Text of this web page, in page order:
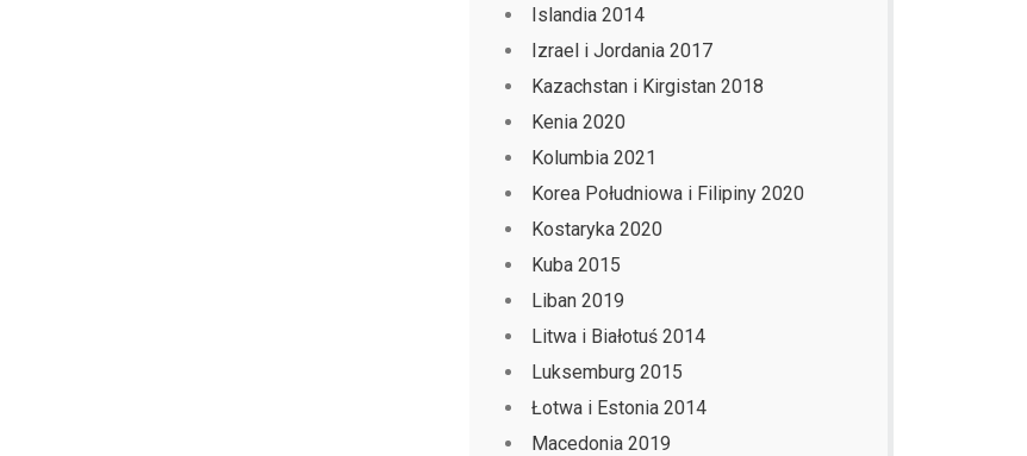
Islandia 2014
Izrael i Jordania 2017
Kazachstan i Kirgistan 2018
Kenia 2020
Kolumbia 2021
Korea Południowa i Filipiny 2020
Kostaryka 2020
Kuba 2015
Liban 2019
Litwa i Białotuś 2014
Luksemburg 2015
Łotwa i Estonia 2014
Macedonia 2019